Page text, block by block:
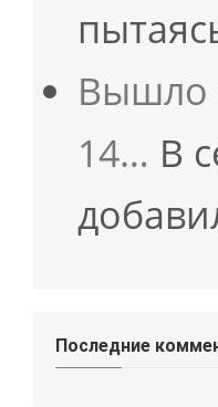
Вышло
14… В
Последние